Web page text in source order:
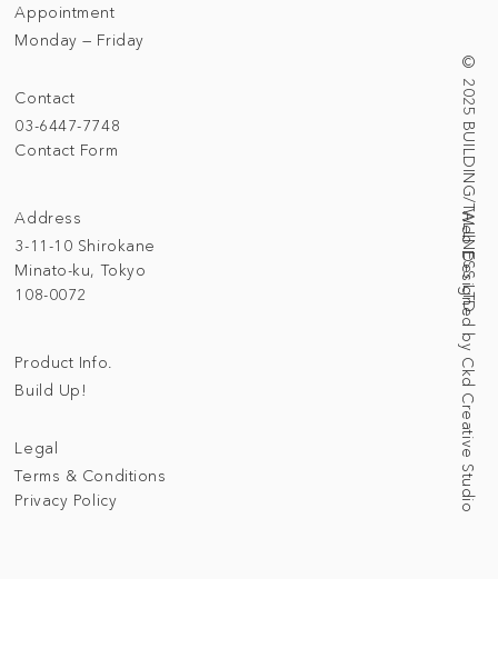
Address
3-11-10 Shirokane
Minato-ku, Tokyo
108-0072
© 2025 BUILDING/TALLNESS LTD.
Web Designed by Ckd Creative Studio
Contact
03-6447-7748
Contact Form
Appointment
Monday — Friday
Legal
Terms & Conditions
Privacy Policy
Product Info.
Build Up!